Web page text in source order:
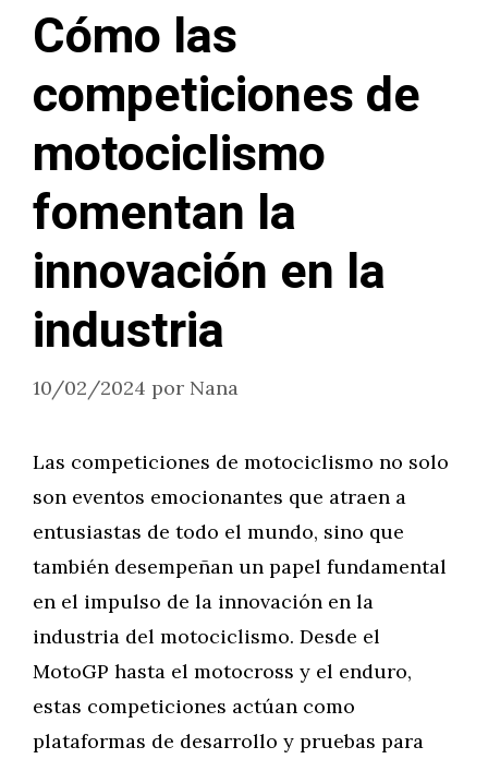
Cómo las
competiciones de
motociclismo
fomentan la
innovación en la
industria
10/02/2024 por Nana
Las competiciones de motociclismo no solo
son eventos emocionantes que atraen a
entusiastas de todo el mundo, sino que
también desempeñan un papel fundamental
en el impulso de la innovación en la
industria del motociclismo. Desde el
MotoGP hasta el motocross y el enduro,
estas competiciones actúan como
plataformas de desarrollo y pruebas para